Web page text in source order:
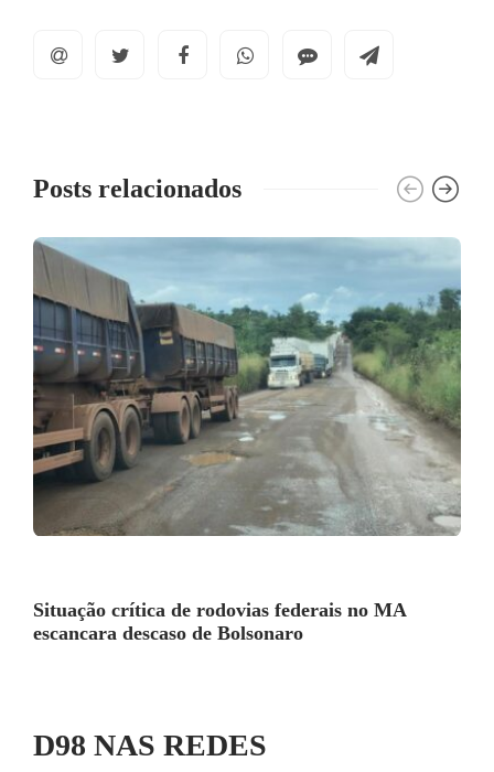
Posts relacionados
Situação crítica de rodovias federais no MA
escancara descaso de Bolsonaro
D98 NAS REDES